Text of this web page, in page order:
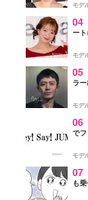
モデ
04
ー
ぎ」
モデ
05
ラ
モデ
06
で
モデ
07
も